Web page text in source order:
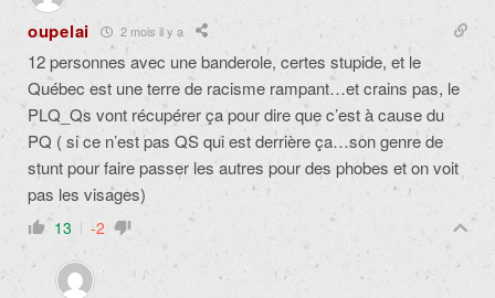
oupelai 2 mois il y a
12 personnes avec une banderole, certes stupide, et le
Québec est une terre de racisme rampant…et crains pas, le
PLQ_Qs vont récupérer ça pour dire que c’est à cause du
PQ ( si ce n’est pas QS qui est derrière ça…son genre de
stunt pour faire passer les autres pour des phobes et on voit
pas les visages)
13 -2